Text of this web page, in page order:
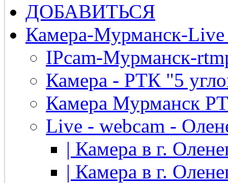
ДОБАВИТЬСЯ
Камера-Мурманск-
IPcam-Мурманск-
Камера - РТК "5
Камера Мурманск
Live - webcam -
| Камера в г.
| Камера в г.